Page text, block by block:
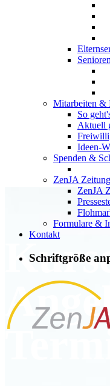
Mitarbeiten &
So
Aktuell
Ideen-
Spenden &
ZenJA Zeitung
ZenJA
Formulare &
Kontakt
Schriftgröße